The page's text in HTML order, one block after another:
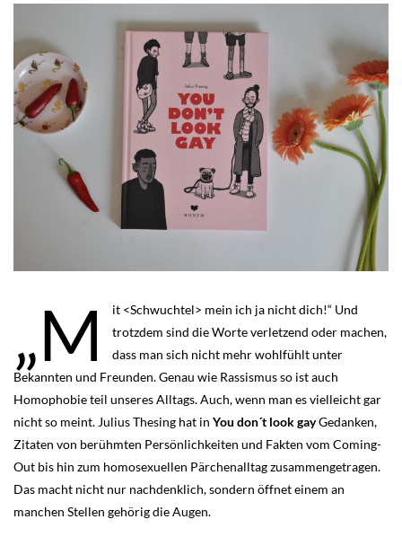
„M
it <Schwuchtel> mein ich ja nicht dich!“ Und
trotzdem sind die Worte verletzend oder machen,
dass man sich nicht mehr wohlfühlt unter
Bekannten und Freunden. Genau wie Rassismus so ist auch
Homophobie teil unseres Alltags. Auch, wenn man es vielleicht gar
nicht so meint. Julius Thesing hat in You don´t look gayGedanken,
Zitaten von berühmten Persönlichkeiten und Fakten vom Coming-
Out bis hin zum homosexuellen Pärchenalltag zusammengetragen.
Das macht nicht nur nachdenklich, sondern öffnet einem an
manchen Stellen gehörig die Augen.